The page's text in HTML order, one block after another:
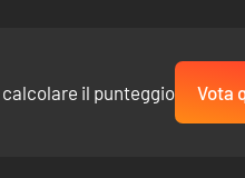
il punteggio Vota